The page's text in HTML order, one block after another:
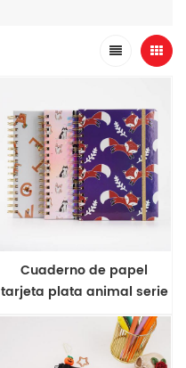
Cuaderno de papel
tarjeta plata animal serie
A5